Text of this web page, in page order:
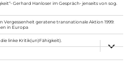
Gerhard Hanloser im Gespräch- jenseits von sog.
Vergessenheit geratene transnationale Aktion 1999:
in Europa
linke Kritik(un)Fähigkeit).
anzeigen